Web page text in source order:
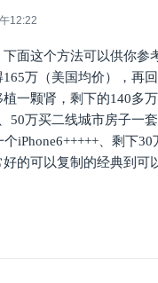
12:22
面这个方法可以供你参
万（美国均价），再
植一颗肾，剩下的140多
50万买二线城市房子一
iPhone6+++++、剩下30
的可以复制的经典到可